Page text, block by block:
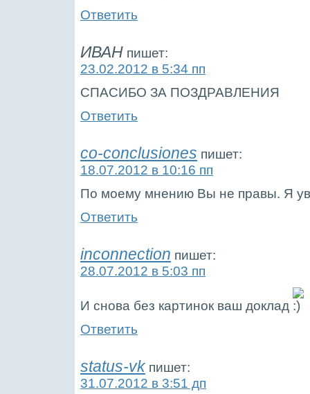
Ответить
ИВАН пишет:
23.02.2012 в 5:34 пп
СПАСИБО ЗА ПОЗДРАВЛЕНИЯ
Ответить
co-conclusiones пишет:
18.07.2012 в 10:16 пп
По моему мнению Вы не правы. Я
Ответить
inconnection пишет:
28.07.2012 в 5:03 пп
И снова без картинок ваш доклад
Ответить
status-vk пишет:
31.07.2012 в 3:51 дп